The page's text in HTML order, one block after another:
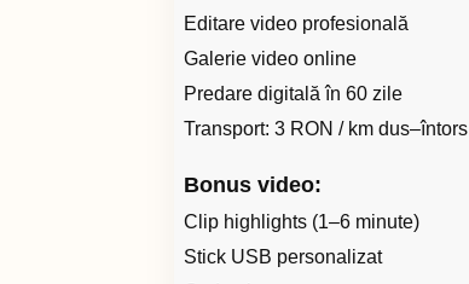
Editare video profesională
Galerie video online
Predare digitală în 60 zile
Transport: 3 RON / km dus–întors
Bonus video:
Clip highlights (1–6 minute)
Stick USB personalizat